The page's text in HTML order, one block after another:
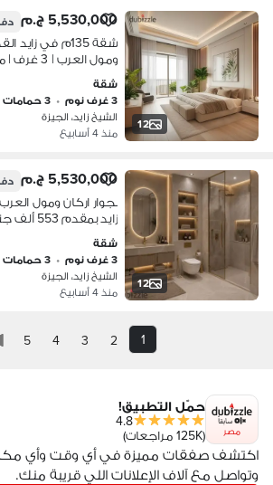
12
5,530,000 ج.م
شقة 135م في
وتقسيط 8 سنين
شقة
3 غرف نوم
• 3 حمامات
الشيخ زايد، الجيزة
منذ 4 أسابيع
12
5,530,000 ج.م
بجوار اركان ومول
زايد
سداد 3 غرف و 3 حمامات
شقة
3 غرف نوم
• 3 حمامات
الشيخ زايد، الجيزة
منذ 4 أسابيع
1
2
3
4
5
مصر
حمّل التطبيق!
4.8
(125K مراجعات)
اكتشف صفقات مميزة في أي وقت وأي
وتواصل مع آلاف الإعلانات اللي قريبة منك.